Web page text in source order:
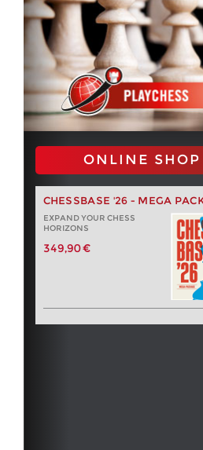
ONLINE SHOP
CHESSBASE '26 - MEGA
EXPAND YOUR CHESS
HORIZONS
349,90 €